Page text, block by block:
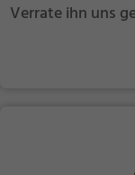
Verrate ihn uns